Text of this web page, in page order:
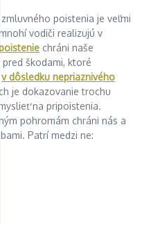
poistenia je veľmi
vodiči realizujú v
chráni naše
škodami, ktoré
v dôsledku nepriaznivého
je dokazovanie trochu
na pripoistenia.
pohromám chráni nás a
Patrí medzi ne: